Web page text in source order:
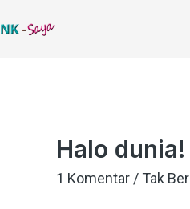
Halo dunia!
1 Komentar / Tak